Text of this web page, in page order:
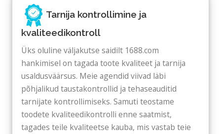
Tarnija kontrollimine ja
kvaliteedikontroll
Üks oluline väljakutse saidilt 1688.com
hankimisel on tagada toote kvaliteet ja tarnija
usaldusväärsus. Meie agendid viivad läbi
põhjalikud taustakontrollid ja tehaseauditid
tarnijate kontrollimiseks. Samuti teostame
toodete kvaliteedikontrolli enne saatmist,
tagades teile kvaliteetse kauba, mis vastab teie